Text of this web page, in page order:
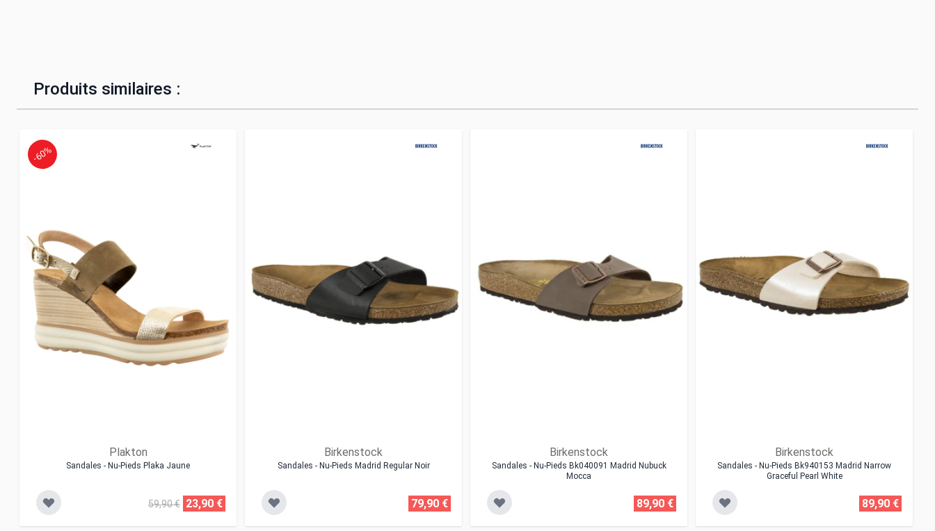
Produits similaires :
Plakton
Sandales - Nu-Pieds Plaka Jaune
-60%
59,90 € 23,90 €
Birkenstock
Sandales - Nu-Pieds Madrid Regular Noir
79,90 €
Birkenstock
Sandales - Nu-Pieds Bk040091 Madrid Nubuck
Mocca
89,90 €
Birkenstock
Sandales - Nu-Pieds Bk940153 Madrid Narrow
Graceful Pearl White
89,90 €